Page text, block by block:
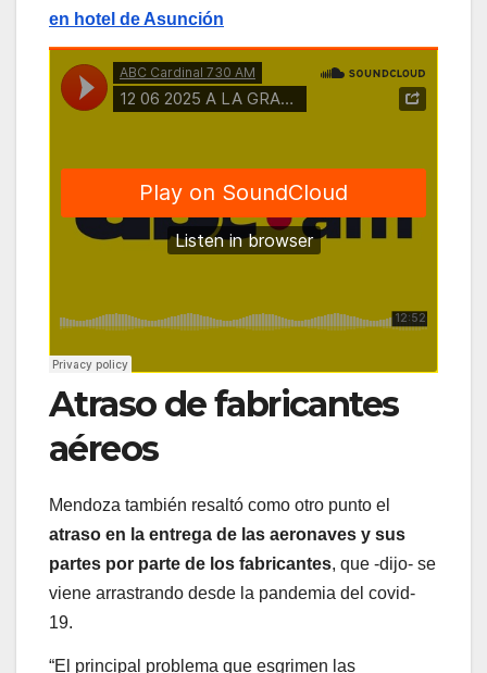
en hotel de Asunción
Atraso de fabricantes
aéreos
Mendoza también resaltó como otro punto el
atraso en la entrega de las aeronaves y sus
partes por parte de los fabricantes, que -dijo- se
viene arrastrando desde la pandemia del covid-
19.
“El principal problema que esgrimen las